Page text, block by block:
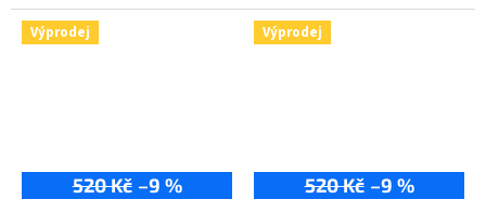
Výprodej
520 Kč –9 %
Výprodej
520 Kč –9 %